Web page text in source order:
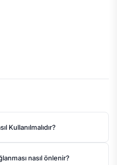
Kullanılmalıdır?
nasıl önlenir?